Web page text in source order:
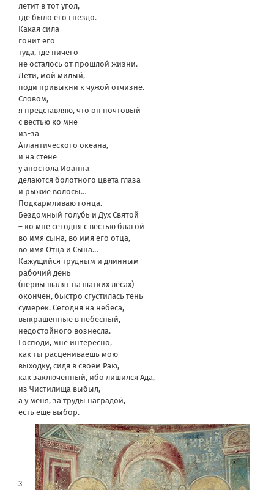
летит в тот угол,
где было его гнездо.
Какая сила
гонит его
туда, где ничего
не осталось от прошлой жизни.
Лети, мой милый,
поди привыкни к чужой отчизне.
Словом,
я представляю, что он почтовый
с вестью ко мне
из-за
Атлантического океана, –
и на стене
у апостола Иоанна
делаются болотного цвета глаза
и рыжие волосы…
Подкармливаю гонца.
Бездомный голубь и Дух Святой
– ко мне сегодня с вестью благой
во имя сына, во имя его отца,
во имя Отца и Сына…
Кажущийся трудным и длинным
рабочий день
(нервы шалят на шатких лесах)
окончен, быстро сгустилась тень
сумерек. Сегодня на небеса,
выкрашенные в небесный,
недостойного вознесла.
Господи, мне интересно,
как ты расцениваешь мою
выходку, сидя в своем Раю,
как заключенный, ибо лишился Ада,
из Чистилища выбыл,
а у меня, за труды наградой,
есть еще выбор.
3